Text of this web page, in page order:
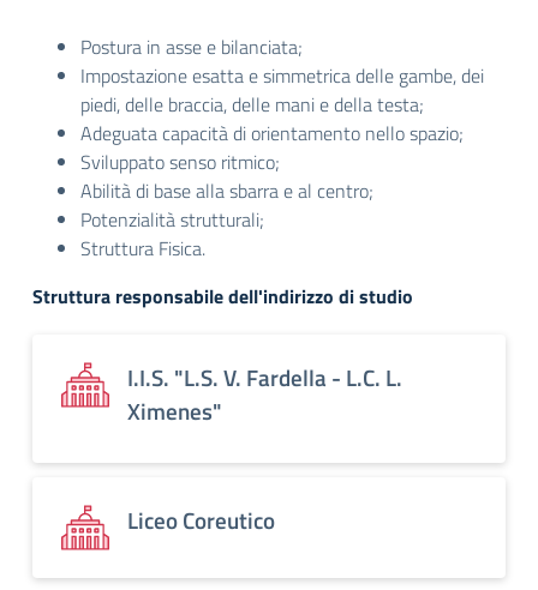
Postura in asse e bilanciata;
Impostazione esatta e simmetrica delle gambe, dei
piedi, delle braccia, delle mani e della testa;
Adeguata capacità di orientamento nello spazio;
Sviluppato senso ritmico;
Abilità di base alla sbarra e al centro;
Potenzialità strutturali;
Struttura Fisica.
Struttura responsabile dell'indirizzo di studio
I.I.S. "L.S. V. Fardella - L.C. L.
Ximenes"
Liceo Coreutico